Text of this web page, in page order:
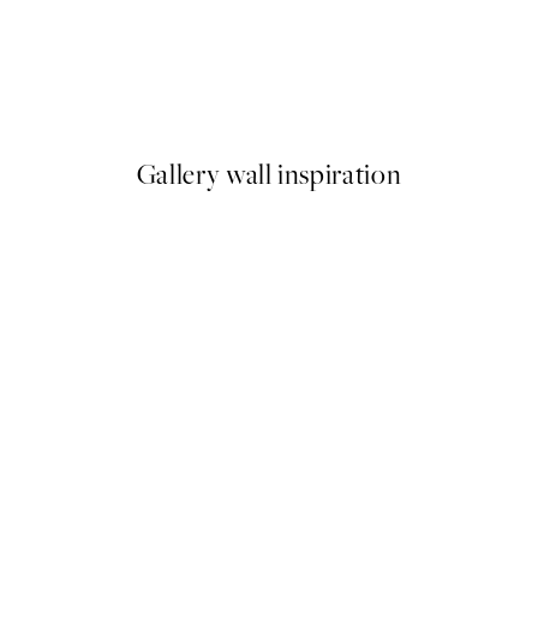
Gallery wall inspiration